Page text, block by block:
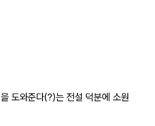
도와준다(?)는 전설 덕분에 소원